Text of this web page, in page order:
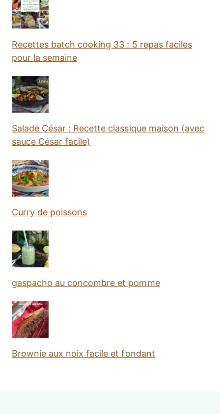
Recettes batch cooking 33 : 5 repas faciles
pour la semaine
Salade César : Recette classique maison (avec
sauce César facile)
Curry de poissons
gaspacho au concombre et pomme
Brownie aux noix facile et fondant